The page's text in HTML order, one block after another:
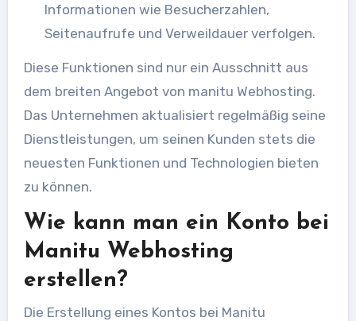
Informationen wie Besucherzahlen,
Seitenaufrufe und Verweildauer verfolgen.
Diese Funktionen sind nur ein Ausschnitt aus
dem breiten Angebot von manitu Webhosting.
Das Unternehmen aktualisiert regelmäßig seine
Dienstleistungen, um seinen Kunden stets die
neuesten Funktionen und Technologien bieten
zu können.
Wie kann man ein Konto bei
Manitu Webhosting
erstellen?
Die Erstellung eines Kontos bei Manitu